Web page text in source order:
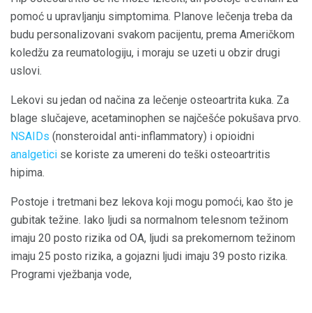
pomoć u upravljanju simptomima. Planove lečenja treba da
budu personalizovani svakom pacijentu, prema Američkom
koledžu za reumatologiju, i moraju se uzeti u obzir drugi
uslovi.
Lekovi su jedan od načina za lečenje osteoartrita kuka. Za
blage slučajeve, acetaminophen se najčešće pokušava prvo.
NSAIDs (nonsteroidal anti-inflammatory) i opioidni
analgetici se koriste za umereni do teški osteoartritis
hipima.
Postoje i tretmani bez lekova koji mogu pomoći, kao što je
gubitak težine. Iako ljudi sa normalnom telesnom težinom
imaju 20 posto rizika od OA, ljudi sa prekomernom težinom
imaju 25 posto rizika, a gojazni ljudi imaju 39 posto rizika.
Programi vježbanja vode,